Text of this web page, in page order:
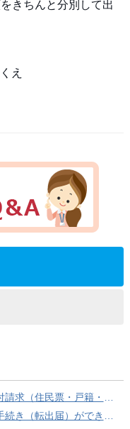
きちんと分別して出
票・戸籍・国民年金関係）
（転出届）ができます